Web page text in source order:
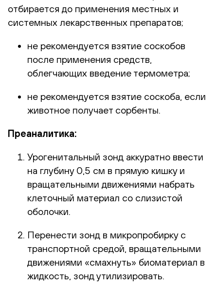
отбирается до применения местных и
системных лекарственных препаратов;
не рекомендуется взятие соскобов
после применения средств,
облегчающих введение термометра;
не рекомендуется взятие соскоба, если
животное получает сорбенты.
Преаналитика:
Урогенитальный зонд аккуратно ввести
на глубину 0,5 см в прямую кишку и
вращательными движениями набрать
клеточный материал со слизистой
оболочки.
Перенести зонд в микропробирку с
транспортной средой, вращательными
движениями «смахнуть» биоматериал в
жидкость, зонд утилизировать.